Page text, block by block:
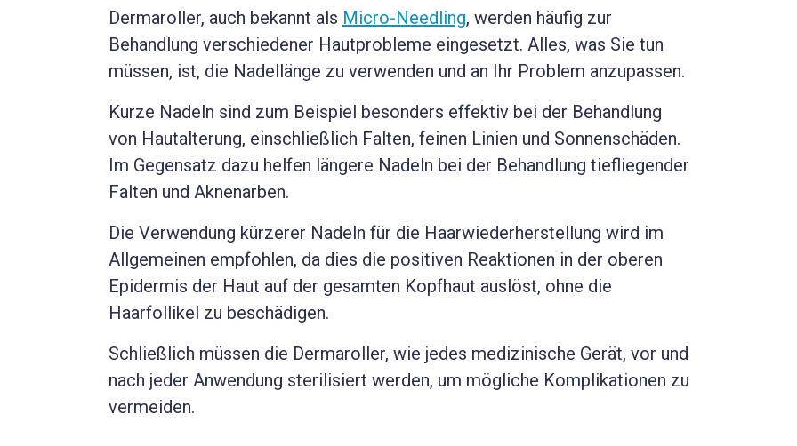
Dermaroller, auch bekannt als Micro-Needling, werden häufig zur
Behandlung verschiedener Hautprobleme eingesetzt. Alles, was Sie tun
müssen, ist, die Nadellänge zu verwenden und an Ihr Problem anzupassen.
Kurze Nadeln sind zum Beispiel besonders effektiv bei der Behandlung
von Hautalterung, einschließlich Falten, feinen Linien und Sonnenschäden.
Im Gegensatz dazu helfen längere Nadeln bei der Behandlung tiefliegender
Falten und Aknenarben.
Die Verwendung kürzerer Nadeln für die Haarwiederherstellung wird im
Allgemeinen empfohlen, da dies die positiven Reaktionen in der oberen
Epidermis der Haut auf der gesamten Kopfhaut auslöst, ohne die
Haarfollikel zu beschädigen.
Schließlich müssen die Dermaroller, wie jedes medizinische Gerät, vor und
nach jeder Anwendung sterilisiert werden, um mögliche Komplikationen zu
vermeiden.